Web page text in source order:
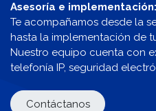
Asesoría e implementación:
Te acompañamos desde la
hasta la implementación de
Nuestro equipo cuenta con
telefonía IP, seguridad
Contáctanos